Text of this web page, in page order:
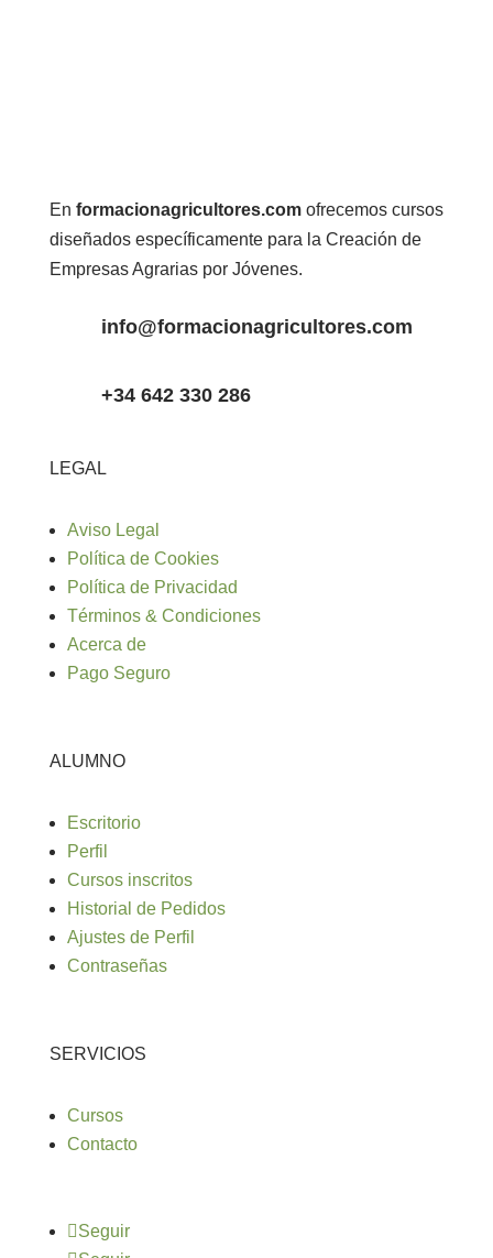
En formacionagricultores.comofrecemos cursos
diseñados específicamente para la Creación de
Empresas Agrarias por Jóvenes.
info@formacionagricultores.com
+34 642 330 286
LEGAL
Aviso Legal
Política de Cookies
Política de Privacidad
Términos & Condiciones
Acerca de
Pago Seguro
ALUMNO
Escritorio
Perfil
Cursos inscritos
Historial de Pedidos
Ajustes de Perfil
Contraseñas
SERVICIOS
Cursos
Contacto
Seguir